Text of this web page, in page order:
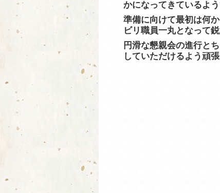
かになってきているよう
準備に向けて最初は何
ビリ職員一丸となって
円滑な懇親会の進行と
していただけるよう頑張